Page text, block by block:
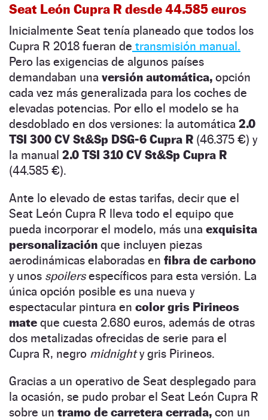
Seat León Cupra R desde 44.585 euros
Inicialmente Seat tenía planeado que todos los
Cupra R 2018 fueran de transmisión manual.
Pero las exigencias de algunos países
demandaban una versión automática, opción
cada vez más generalizada para los coches de
elevadas potencias. Por ello el modelo se ha
desdoblado en dos versiones: la automática 2.0
TSI 300 CV St&Sp DSG-6 Cupra R (46.375 €) y
la manual 2.0 TSI 310 CV St&Sp Cupra R
(44.585 €).
Ante lo elevado de estas tarifas, decir que el
Seat León Cupra R lleva todo el equipo que
pueda incorporar el modelo, más una exquisita
personalización que incluyen piezas
aerodinámicas elaboradas en fibra de carbono
y unos spoilersespecíficos para esta versión. La
única opción posible es una nueva y
espectacular pintura en color gris Pirineos
mate que cuesta 2.680 euros, además de otras
dos metalizadas ofrecidas de serie para el
Cupra R, negro midnighty gris Pirineos.
Gracias a un operativo de Seat desplegado para
la ocasión, se pudo probar el Seat León Cupra R
sobre un tramo de carretera cerrada, con un